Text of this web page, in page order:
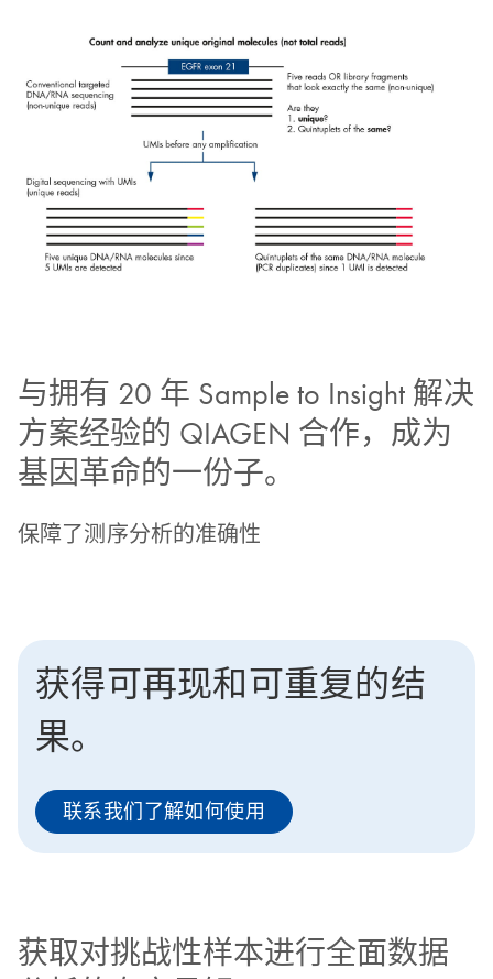
与拥有 20 年 Sample to Insight 解决
方案经验的 QIAGEN 合作，成为
基因革命的一份子。
保障了测序分析的准确性
获得可再现和可重复的结
果。
联系我们了解如何使用
获取对挑战性样本进行全面数据